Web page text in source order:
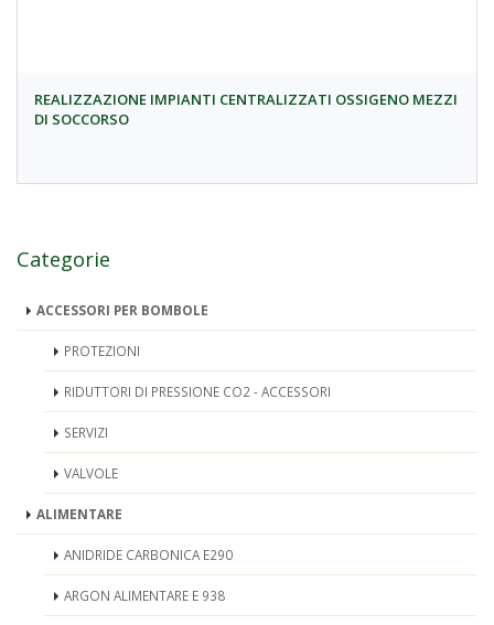
REALIZZAZIONE IMPIANTI CENTRALIZZATI OSSIGENO MEZZI
DI SOCCORSO
Categorie
ACCESSORI PER BOMBOLE
PROTEZIONI
RIDUTTORI DI PRESSIONE CO2 - ACCESSORI
SERVIZI
VALVOLE
ALIMENTARE
ANIDRIDE CARBONICA E290
ARGON ALIMENTARE E 938